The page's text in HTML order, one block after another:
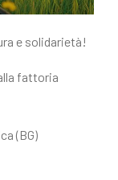
e solidarietà!
fattoria
(BG)